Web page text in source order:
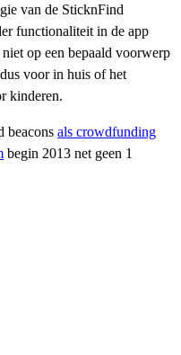
van de SticknFind
functionaliteit in de app
op een bepaald voorwerp
voor in huis of het
kinderen.
beacons als crowdfunding
begin 2013 net geen 1